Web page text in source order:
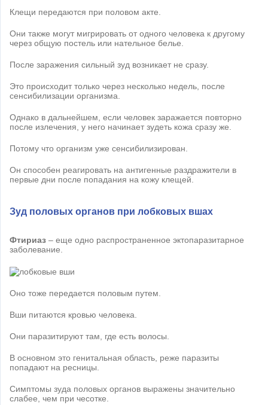
Клещи передаются при половом акте.
Они также могут мигрировать от одного человека к другому
через общую постель или нательное белье.
После заражения сильный зуд возникает не сразу.
Это происходит только через несколько недель, после
сенсибилизации организма.
Однако в дальнейшем, если человек заражается повторно
после излечения, у него начинает зудеть кожа сразу же.
Потому что организм уже сенсибилизирован.
Он способен реагировать на антигенные раздражители в
первые дни после попадания на кожу клещей.
Зуд половых органов при лобковых вшах
Фтириаз – еще одно распространенное эктопаразитарное
заболевание.
Оно тоже передается половым путем.
Вши питаются кровью человека.
Они паразитируют там, где есть волосы.
В основном это генитальная область, реже паразиты
попадают на ресницы.
Симптомы зуда половых органов выражены значительно
слабее, чем при чесотке.